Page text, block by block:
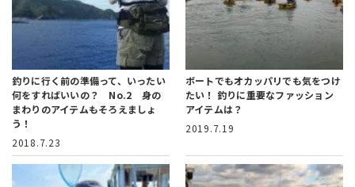
釣りに行く前の準備って、いったい
何をすればいいの？ No.2 身の
まわりのアイテムもそろえましょ
う！
2018.7.23
ボートでもオカッパリでも気をつけ
たい！ 釣りに重要なファッション
アイテムは？
2019.7.19